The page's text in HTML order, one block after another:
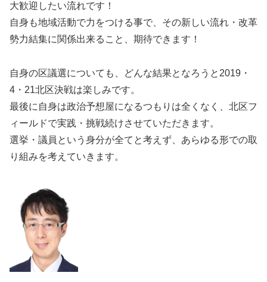
大歓迎したい流れです！
自身も地域活動で力をつける事で、その新しい流れ・改革
勢力結集に関係出来ること、期待できます！
自身の区議選についても、どんな結果となろうと2019・
4・21北区決戦は楽しみです。
最後に自身は政治予想屋になるつもりは全くなく、北区フ
ィールドで実践・挑戦続けさせていただきます。
選挙・議員という身分が全てと考えず、あらゆる形での取
り組みを考えていきます。